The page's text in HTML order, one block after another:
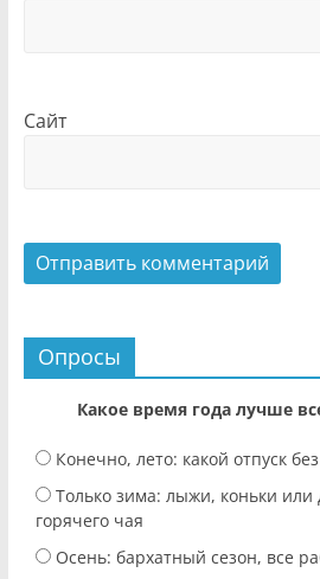
Сайт
Опросы
Какое время года лучше
Конечно, лето: какой отпуск
Только зима: лыжи, коньки
горячего чая
Осень: бархатный сезон, все